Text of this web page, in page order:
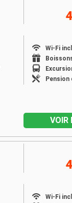
Wi-Fi
VOIR
Wi-Fi